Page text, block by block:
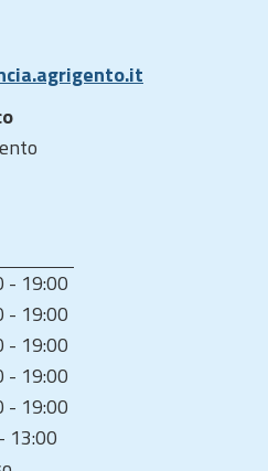
- 19:00
- 19:00
- 19:00
- 19:00
- 19:00
13:00